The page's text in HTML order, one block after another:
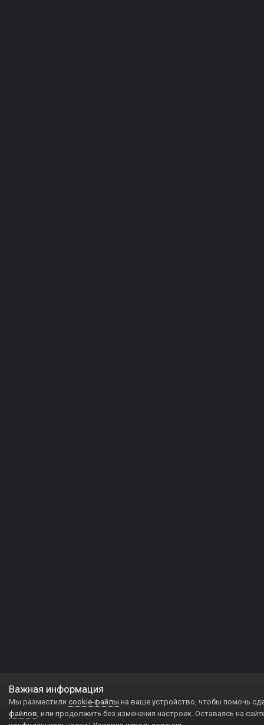
Важная информация
Мы разместили cookie-файлы на ваше устройство, чтобы помочь
файлов, или продолжить без изменения настроек. Оставаясь на